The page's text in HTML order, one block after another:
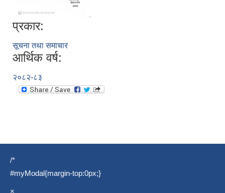
प्रकार:
सूचना तथा समाचार
आर्थिक वर्ष:
२०८२-८३
/*
#myModal{margin-top:0px;}